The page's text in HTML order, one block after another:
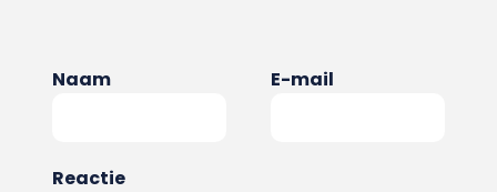
Naam E-mail
Reactie